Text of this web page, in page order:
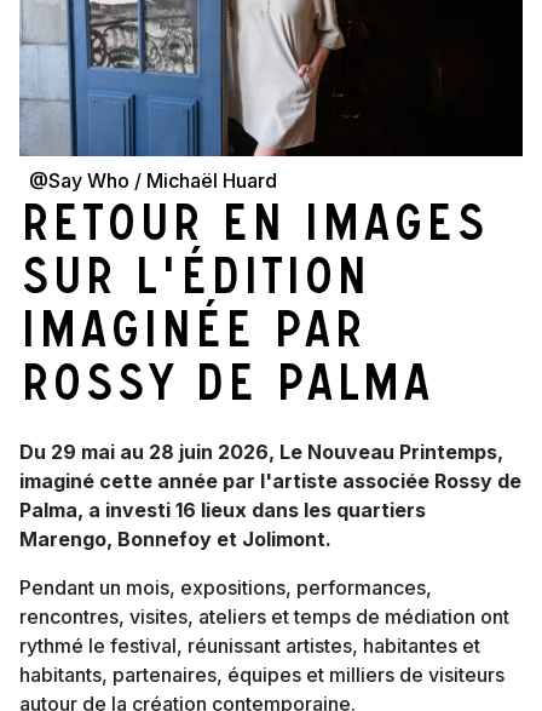
@Say Who / Michaël Huard
Retour en images
sur l'édition
imaginée par
Rossy de Palma
Du 29 mai au 28 juin 2026, Le Nouveau Printemps,
imaginé cette année par l'artiste associée Rossy de
Palma, a investi 16 lieux dans les quartiers
Marengo, Bonnefoy et Jolimont.
Pendant un mois, expositions, performances,
rencontres, visites, ateliers et temps de médiation ont
rythmé le festival, réunissant artistes, habitantes et
habitants, partenaires, équipes et milliers de visiteurs
autour de la création contemporaine.